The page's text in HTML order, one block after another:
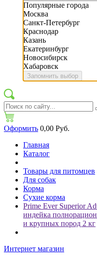
Популярные города
Москва
Санкт-Петербург
Краснодар
Казань
Екатеринбург
Новосибирск
Хабаровск
Запомнить выбор
Оформить 0,00 Руб.
Главная
Каталог
Товары для питомцев
Для собак
Корма
Сухие корма
Prime Ever Superior
индейка
и крупных пород 2 кг
Интернет магазин